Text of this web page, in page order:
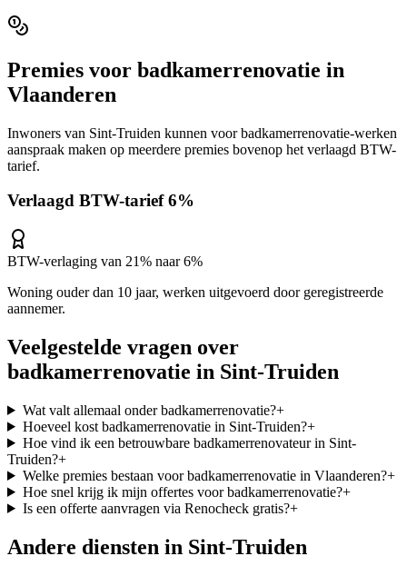
Premies voor badkamerrenovatie in
Vlaanderen
Inwoners van Sint-Truiden kunnen voorbadkamerrenovatie-werken
aanspraak maken op meerdere premies bovenop het verlaagd BTW-
tarief.
Verlaagd BTW-tarief 6%
BTW-verlaging van 21% naar 6%
Woning ouder dan 10 jaar, werken uitgevoerd door geregistreerde
aannemer.
Veelgestelde vragen over
badkamerrenovatie in Sint-Truiden
Wat valt allemaal onder badkamerrenovatie?+
Hoeveel kost badkamerrenovatie in Sint-Truiden?+
Hoe vind ik een betrouwbare badkamerrenovateur in Sint-
Truiden?+
Welke premies bestaan voor badkamerrenovatie in Vlaanderen?+
Hoe snel krijg ik mijn offertes voor badkamerrenovatie?+
Is een offerte aanvragen via Renocheck gratis?+
Andere diensten in Sint-Truiden